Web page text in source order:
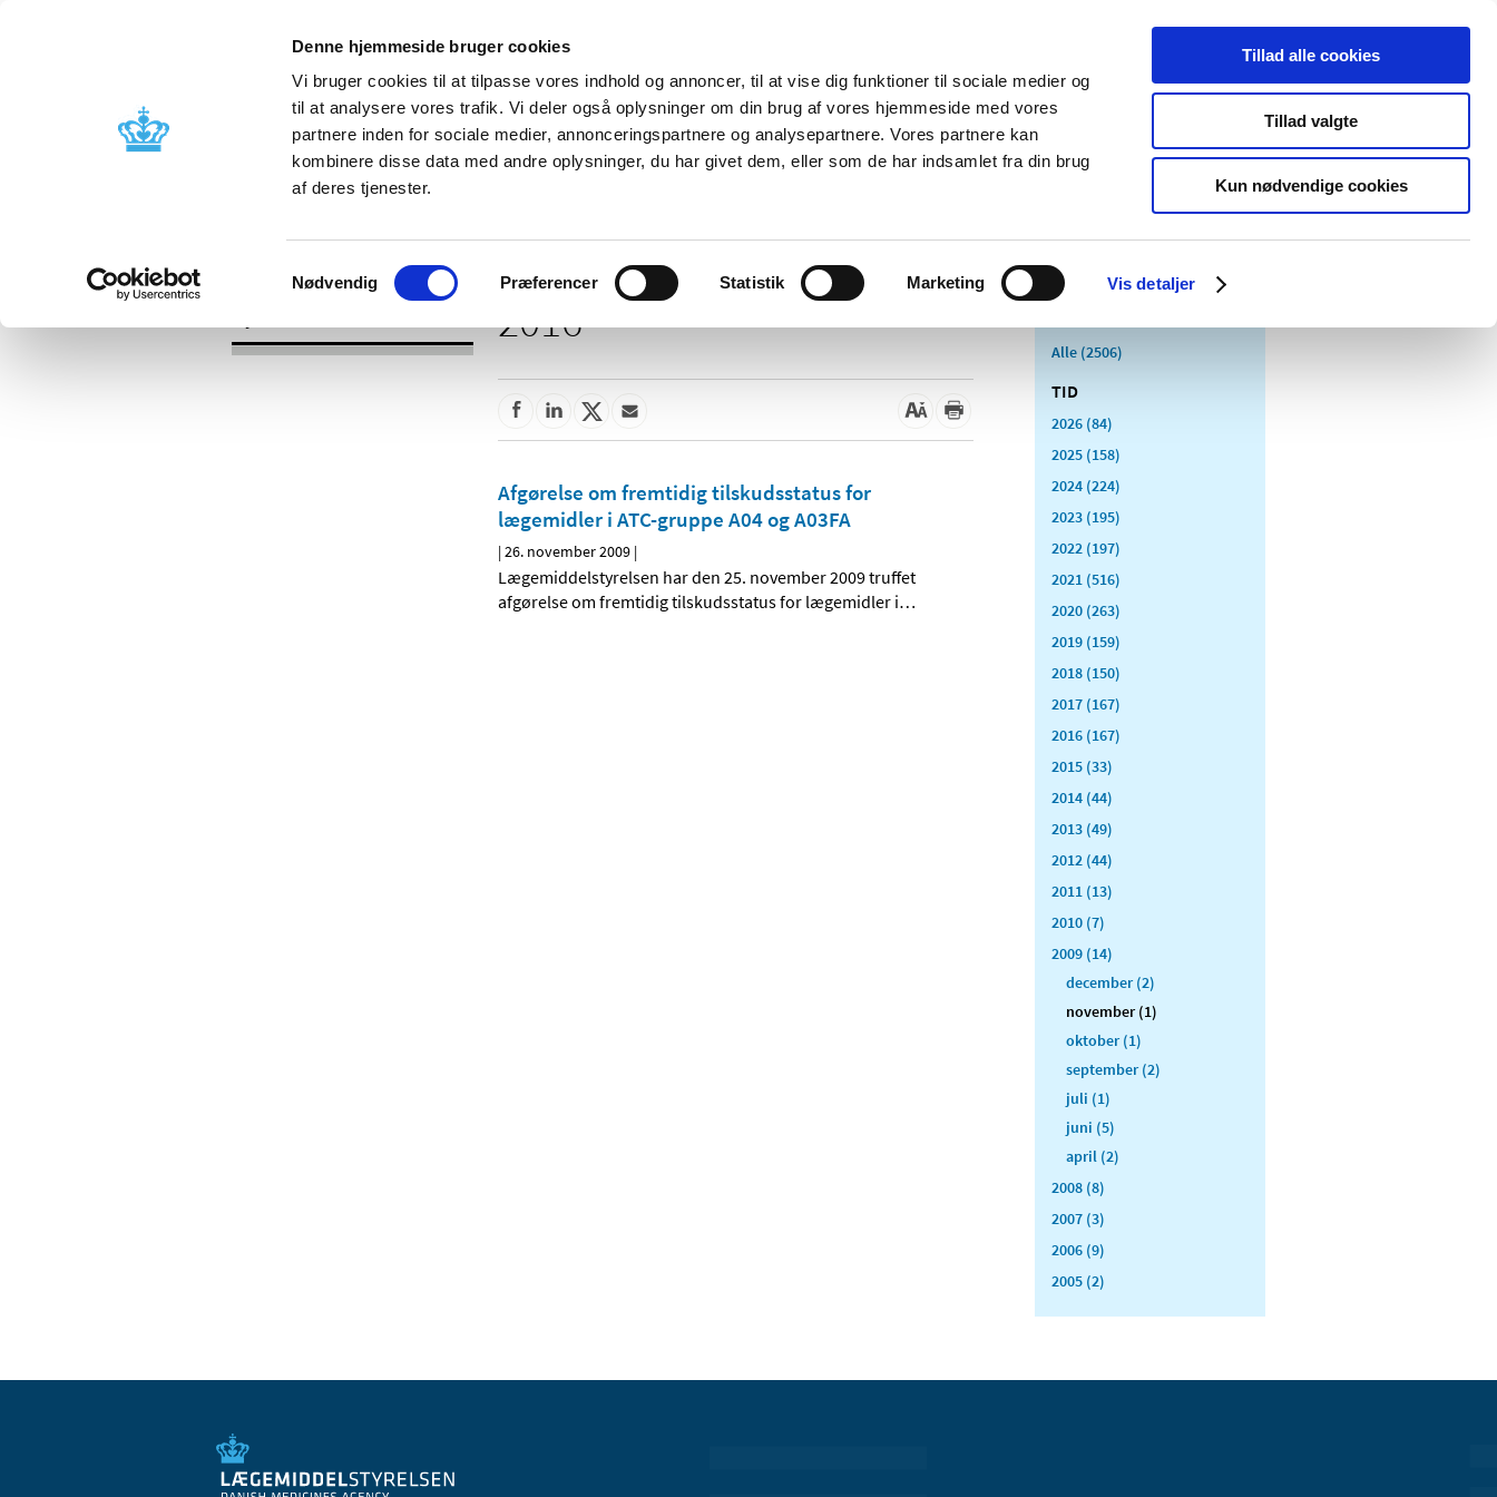
Denne hjemmeside bruger cookies
Vi bruger cookies til at tilpasse vores indhold og annoncer, til at vise dig funktioner til sociale medier og
til at analysere vores trafik. Vi deler også oplysninger om din brug af vores hjemmeside med vores
partnere inden for sociale medier, annonceringspartnere og analysepartnere. Vores partnere kan
kombinere disse data med andre oplysninger, du har givet dem, eller som de har indsamlet fra din brug
af deres tjenester.
Samtykkevalg
Nødvendig Præferencer Statistik Marketing Vis detaljer
Tillad alle cookies
Tillad valgte
Kun nødvendige cookies
Nyheder Om os Kontakt Udgivelser
Godkendelse og
Bivirkninger og
produktinformation
Tilskud og
Apoteker og salg af
Medicinsk
Særlige
produktområder
2016
Afgørelse om fremtidig tilskudsstatus for
lægemidler i ATC-gruppe A04 og A03FA
|26. november 2009 |
Lægemiddelstyrelsen har den 25. november 2009 truffet
afgørelse om fremtidig tilskudsstatus for lægemidler i…
Alle (2506)
TID
2026 (84)
2025 (158)
2024 (224)
2023 (195)
2022 (197)
2021 (516)
2020 (263)
2019 (159)
2018 (150)
2017 (167)
2016 (167)
2015 (33)
2014 (44)
2013 (49)
2012 (44)
2011 (13)
2010 (7)
2009 (14)
december (2)
november (1)
oktober (1)
september (2)
juli (1)
juni (5)
april (2)
2008 (8)
2007 (3)
2006 (9)
2005 (2)